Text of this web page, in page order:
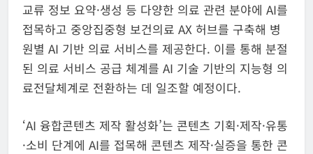
교류 정보 요약·생성 등 다양한 의료 관련 분야에 AI를
접목하고 중앙집중형 보건의료 AX 허브를 구축해 병
원별 AI 기반 의료 서비스를 제공한다. 이를 통해 분절
된 의료 서비스 공급 체계를 AI 기술 기반의 지능형 의
료전달체계로 전환하는 데 일조할 예정이다.
‘AI 융합콘텐츠 제작 활성화’는 콘텐츠 기획·제작·유통
·소비 단계에 AI를 접목해 콘텐츠 제작·실증을 통한 콘